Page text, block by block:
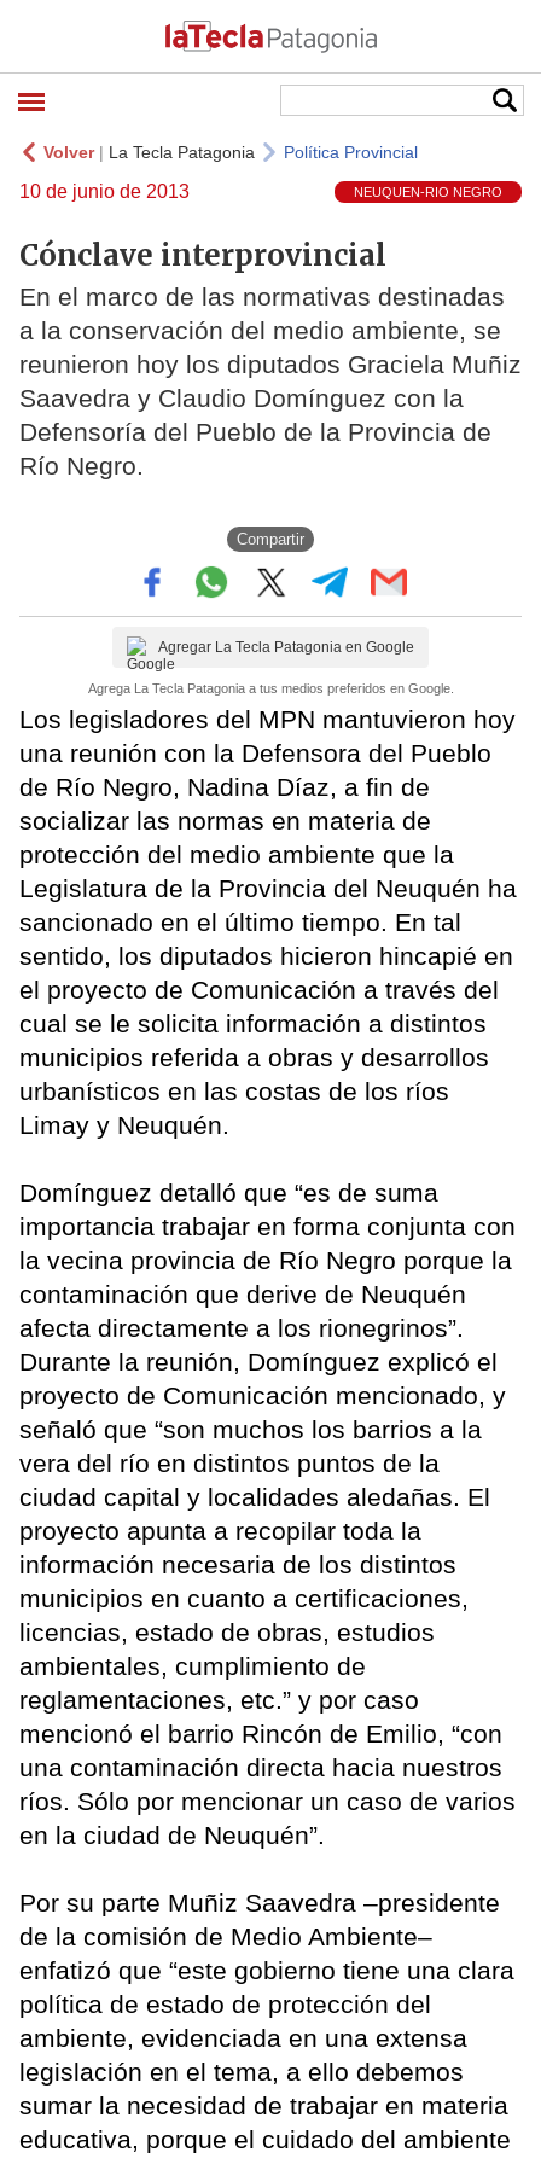
Volver| La Tecla Patagonia Política Provincial
10 de junio de 2013 NEUQUEN-RIO NEGRO
Cónclave interprovincial
En el marco de las normativas destinadas
a la conservación del medio ambiente, se
reunieron hoy los diputados Graciela Muñiz
Saavedra y Claudio Domínguez con la
Defensoría del Pueblo de la Provincia de
Río Negro.
Compartir
Agregar La Tecla Patagonia en Google
Agrega La Tecla Patagonia a tus medios preferidos en Google.
Los legisladores del MPN mantuvieron hoy
una reunión con la Defensora del Pueblo
de Río Negro, Nadina Díaz, a fin de
socializar las normas en materia de
protección del medio ambiente que la
Legislatura de la Provincia del Neuquén ha
sancionado en el último tiempo. En tal
sentido, los diputados hicieron hincapié en
el proyecto de Comunicación a través del
cual se le solicita información a distintos
municipios referida a obras y desarrollos
urbanísticos en las costas de los ríos
Limay y Neuquén.
Domínguez detalló que “es de suma
importancia trabajar en forma conjunta con
la vecina provincia de Río Negro porque la
contaminación que derive de Neuquén
afecta directamente a los rionegrinos”.
Durante la reunión, Domínguez explicó el
proyecto de Comunicación mencionado, y
señaló que “son muchos los barrios a la
vera del río en distintos puntos de la
ciudad capital y localidades aledañas. El
proyecto apunta a recopilar toda la
información necesaria de los distintos
municipios en cuanto a certificaciones,
licencias, estado de obras, estudios
ambientales, cumplimiento de
reglamentaciones, etc.” y por caso
mencionó el barrio Rincón de Emilio, “con
una contaminación directa hacia nuestros
ríos. Sólo por mencionar un caso de varios
en la ciudad de Neuquén”.
Por su parte Muñiz Saavedra –presidente
de la comisión de Medio Ambiente–
enfatizó que “este gobierno tiene una clara
política de estado de protección del
ambiente, evidenciada en una extensa
legislación en el tema, a ello debemos
sumar la necesidad de trabajar en materia
educativa, porque el cuidado del ambiente